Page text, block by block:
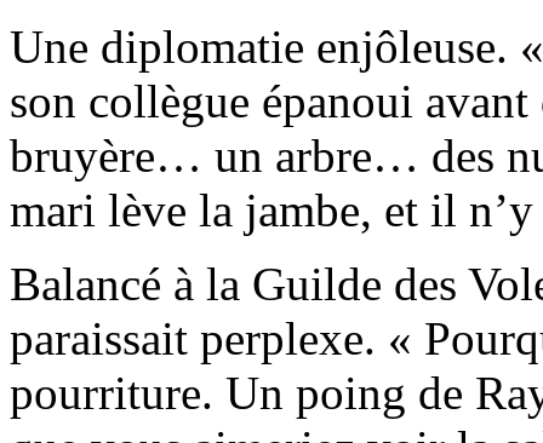
Une diplomatie enjôleuse.
son collègue épanoui
bruyère… un arbre… des
mari lève la jambe, et il
Balancé à la Guilde des
paraissait perplexe. «
pourriture. Un poing de